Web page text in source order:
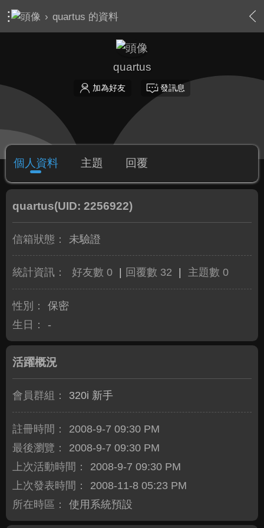
› quartus 的資料
quartus
加為好友 發訊息
個人資料 主題 回覆
quartus(UID: 2256922)
信箱狀態： 未驗證
統計資訊： 好友數 0 回覆數 32 主題數 0
性別：
保密
生日：
-
活躍概況
會員群組： 320i 新手
註冊時間：
2008-9-7 09:30 PM
最後瀏覽：
2008-9-7 09:30 PM
上次活動時間：
2008-9-7 09:30 PM
上次發表時間：
2008-11-8 05:23 PM
所在時區：
使用系統預設